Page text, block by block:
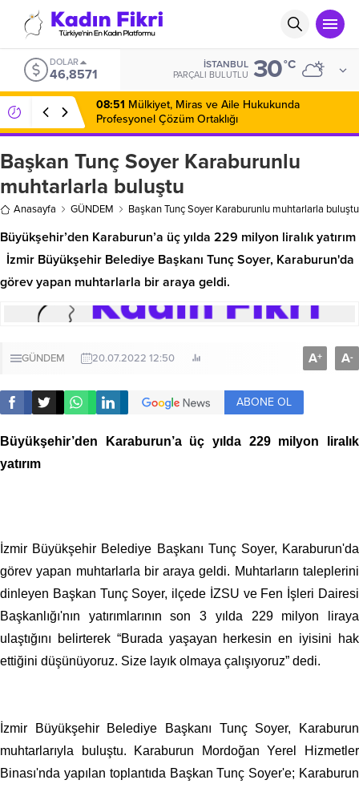
DOLAR
46,8571
İSTANBUL
PARÇALI BULUTLU 30°C
08:51 Mülkiyet, Miras ve Aile Hukukunda
Profesyonel Çözüm Ortaklığı
Başkan Tunç Soyer Karaburunlu
muhtarlarla buluştu
Anasayfa GÜNDEM Başkan Tunç Soyer Karaburunlu muhtarlarla buluştu
Büyükşehir’den Karaburun’a üç yılda 229 milyon liralık yatırım
İzmir Büyükşehir Belediye Başkanı Tunç Soyer, Karaburun'da
görev yapan muhtarlarla bir araya geldi.
GÜNDEM 20.07.2022 12:50 A+ A-
ABONE OL
Büyükşehir’den Karaburun’a üç yılda 229 milyon liralık
yatırım
İzmir Büyükşehir Belediye Başkanı Tunç Soyer, Karaburun'da
görev yapan muhtarlarla bir araya geldi. Muhtarların taleplerini
dinleyen Başkan Tunç Soyer, ilçede İZSU ve Fen İşleri Dairesi
Başkanlığı'nın yatırımlarının son 3 yılda 229 milyon liraya
ulaştığını belirterek “Burada yaşayan herkesin en iyisini hak
ettiğini düşünüyoruz. Size layık olmaya çalışıyoruz” dedi.
İzmir Büyükşehir Belediye Başkanı Tunç Soyer, Karaburun
muhtarlarıyla buluştu. Karaburun Mordoğan Yerel Hizmetler
Binası'nda yapılan toplantıda Başkan Tunç Soyer'e; Karaburun